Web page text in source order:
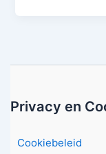
Privacy en
Cookiebeleid